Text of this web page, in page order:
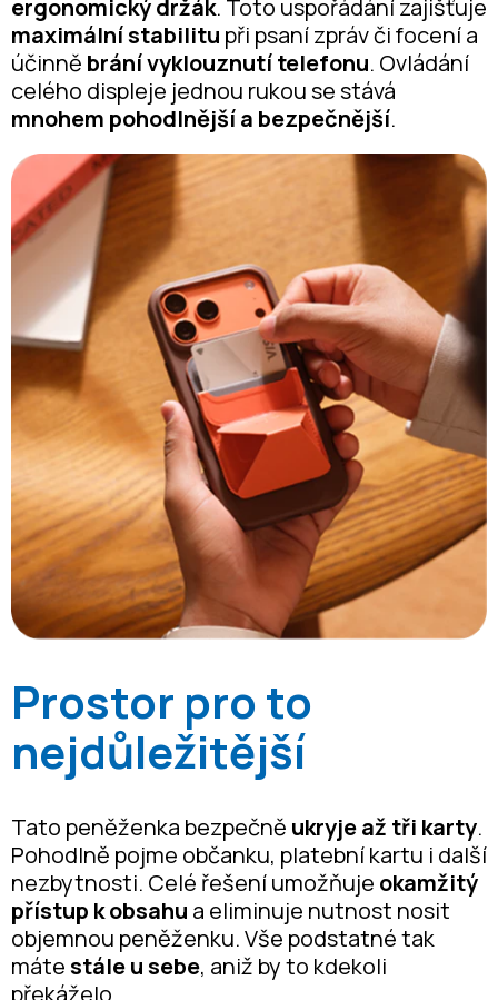
ergonomický držák. Toto uspořádání zajišťuje
maximální stabilitu při psaní zpráv či focení a
účinně brání vyklouznutí telefonu. Ovládání
celého displeje jednou rukou se stává
mnohem pohodlnější a bezpečnější.
Prostor pro to
nejdůležitější
Tato peněženka bezpečně ukryje až tři karty.
Pohodlně pojme občanku, platební kartu i další
nezbytnosti. Celé řešení umožňuje okamžitý
přístup k obsahu a eliminuje nutnost nosit
objemnou peněženku. Vše podstatné tak
mátestále u sebe, aniž by to kdekoli